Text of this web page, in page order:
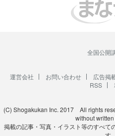
全国公開
運営会社 お問い合わせ 広告掲
RSS
(C) Shogakukan Inc. 2017 All rights
without
掲載の記事・写真・イラスト等のすべて